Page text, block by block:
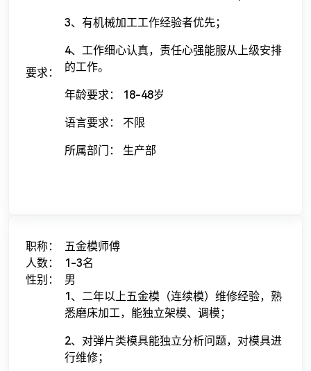
要求：
3、有机械加工工作经验者优先；
4、工作细心认真，责任心强能服从上级安排
的工作。
年龄要求： 18-48岁
语言要求： 不限
所属部门： 生产部
职称：
五金模师傅
人数：
1-3名
性别：
男
1、二年以上五金模（连续模）维修经验，熟
悉磨床加工，能独立架模、调模；
2、对弹片类模具能独立分析问题，对模具进
行维修；